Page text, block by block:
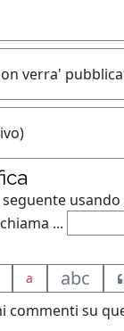
verra'
usando
...
a abc
commenti su